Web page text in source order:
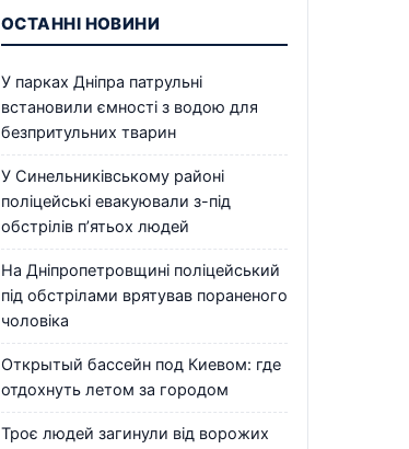
ОСТАННІ НОВИНИ
У парках Дніпра патрульні
встановили ємності з водою для
безпритульних тварин
У Синельниківському районі
поліцейські евакуювали з-під
обстрілів п’ятьох людей
На Дніпропетровщині поліцейський
під обстрілами врятував пораненого
чоловіка
Открытый бассейн под Киевом: где
отдохнуть летом за городом
Троє людей загинули від ворожих